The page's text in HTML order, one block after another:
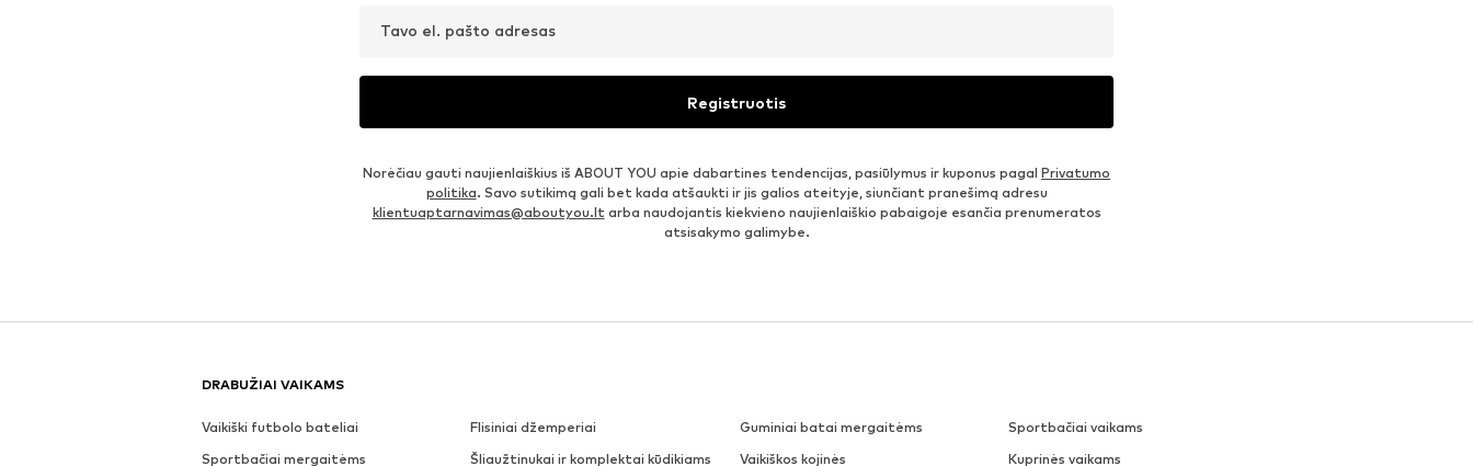
Tavo el. pašto adresas
Registruotis
Norėčiau gauti naujienlaiškius iš ABOUT YOU apie dabartines tendencijas, pasiūlymus ir kuponus pagal Privatumo
politika. Savo sutikimą gali bet kada atšaukti ir jis galios ateityje, siunčiant pranešimą adresu
klientuaptarnavimas@aboutyou.ltarba naudojantis kiekvieno naujienlaiškio pabaigoje esančia prenumeratos
atsisakymo galimybe.
DRABUŽIAI VAIKAMS
Vaikiški futbolo bateliai Flisiniai džemperiai Guminiai batai mergaitėms
Sportbačiai vaikams
Sportbačiai mergaitėms
Šliaužtinukai ir komplektai kūdikiams Vaikiškos kojinės
Kuprinės vaikams